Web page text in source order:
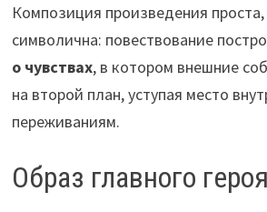
Композиция произведения проста,
символична: повествование
о чувствах, в котором внешние
на второй план, уступая место
переживаниям.
Образ главного героя